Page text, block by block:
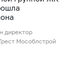
директор
Мособлстрой